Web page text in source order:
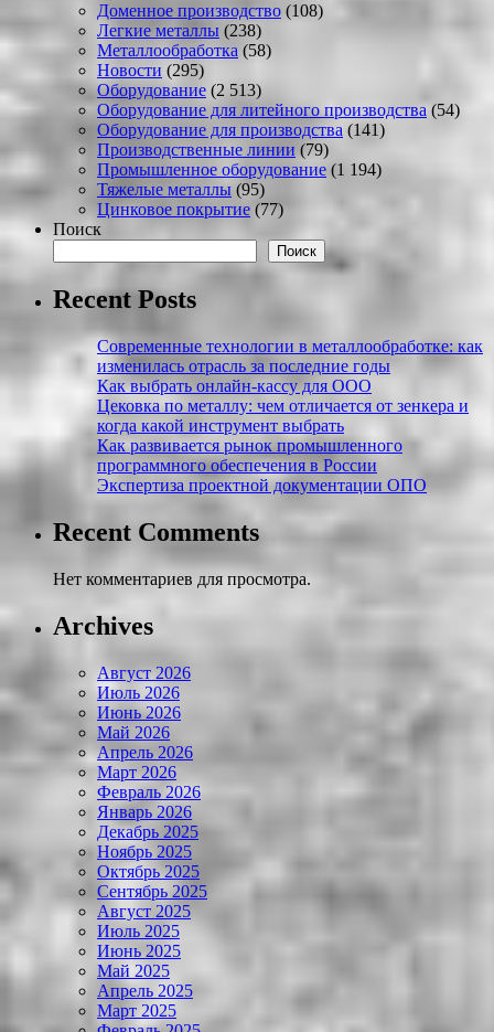
Доменное производство (108)
Легкие металлы (238)
Металлообработка (58)
Новости (295)
Оборудование (2 513)
Оборудование для литейного производства (54)
Оборудование для производства (141)
Производственные линии (79)
Промышленное оборудование (1 194)
Тяжелые металлы (95)
Цинковое покрытие (77)
Поиск
Поиск
Recent Posts
Современные технологии в металлообработке: как
изменилась отрасль за последние годы
Как выбрать онлайн-кассу для ООО
Цековка по металлу: чем отличается от зенкера и
когда какой инструмент выбрать
Как развивается рынок промышленного
программного обеспечения в России
Экспертиза проектной документации ОПО
Recent Comments
Нет комментариев для просмотра.
Archives
Август 2026
Июль 2026
Июнь 2026
Май 2026
Апрель 2026
Март 2026
Февраль 2026
Январь 2026
Декабрь 2025
Ноябрь 2025
Октябрь 2025
Сентябрь 2025
Август 2025
Июль 2025
Июнь 2025
Май 2025
Апрель 2025
Март 2025